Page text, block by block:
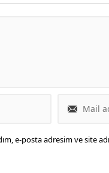
e-posta adresim ve site